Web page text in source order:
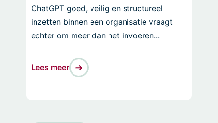
ChatGPT goed, veilig en structureel
inzetten binnen een organisatie vraagt
echter om meer dan het invoeren...
Lees meer